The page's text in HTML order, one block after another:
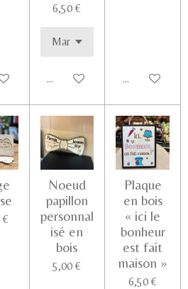
au panier
6,50 €
Ajouter au panierVoir les
€
Noeud
papillon
personnal
isé en
bois
5,00 €
Plaque
en bois
« ici le
bonheur
est fait
maison »
6,50 €